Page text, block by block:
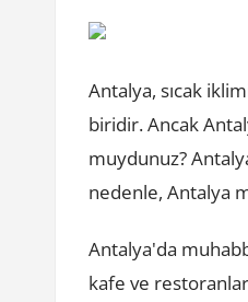
Antalya, sıcak
biridir. Ancak
muydunuz?
nedenle, Antalya
Antalya'da
kafe ve